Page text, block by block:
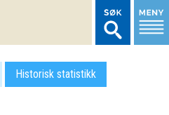
Historisk statistikk